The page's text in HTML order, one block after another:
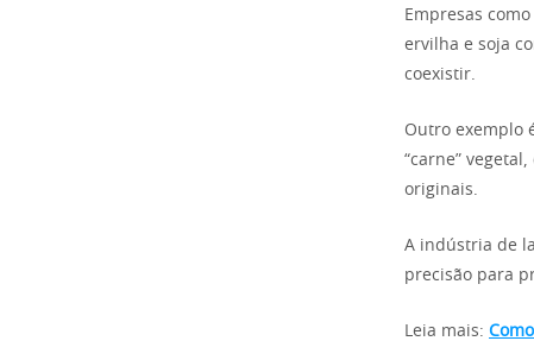
Empresas
ervilha e soja
coexistir.
Outro exemplo
“carne”
originais.
A indústria de
precisão para
Leia mais: